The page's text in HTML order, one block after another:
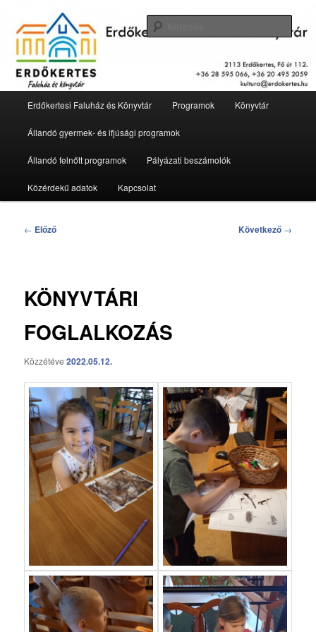
elsődleges
tartalomraErdőkertesi Faluház és Könyvtár
Erdőkertesi Faluház és Könyvtár Programok Könyvtár
Állandó gyermek- és ifjúsági programok
Állandó felnőtt programok Pályázati beszámolók
Közérdekű adatok Kapcsolat
Bejegyzés
← Előző Következő →
KÖNYVTÁRI
FOGLALKOZÁS
Közzétéve2022.05.12.